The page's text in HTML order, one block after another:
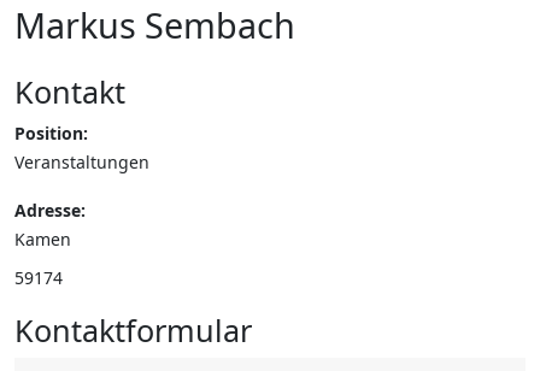
Markus Sembach
Kontakt
Position:
Veranstaltungen
Adresse:
Kamen
59174
Kontaktformular